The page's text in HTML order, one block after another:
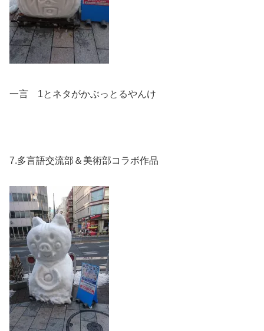
一言 1とネタがかぶっとるやんけ
7.多言語交流部＆美術部コラボ作品